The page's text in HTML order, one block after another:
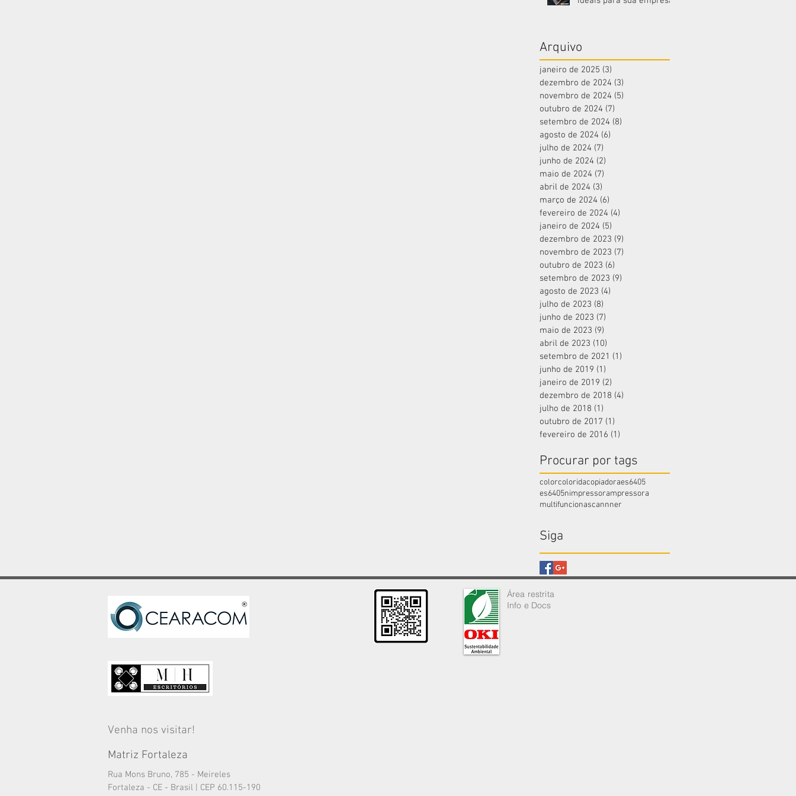
Arquivo
janeiro de 2025 (3)
dezembro de 2024 (3)
novembro de 2024 (5)
outubro de 2024 (7)
setembro de 2024 (8)
agosto de 2024 (6)
julho de 2024 (7)
junho de 2024 (2)
maio de 2024 (7)
abril de 2024 (3)
março de 2024 (6)
fevereiro de 2024 (4)
janeiro de 2024 (5)
dezembro de 2023 (9)
novembro de 2023 (7)
outubro de 2023 (6)
setembro de 2023 (9)
agosto de 2023 (4)
julho de 2023 (8)
junho de 2023 (7)
maio de 2023 (9)
abril de 2023 (10)
setembro de 2021 (1)
junho de 2019 (1)
janeiro de 2019 (2)
dezembro de 2018 (4)
julho de 2018 (1)
outubro de 2017 (1)
fevereiro de 2016 (1)
Procurar por tags
colorcoloridacopiadoraes6405
es6405nimpressorampressora
multifuncionascannner
Siga
Área restrita
Info e Docs
Venha nos visitar!
Matriz Fortaleza
Rua Mons Bruno, 785 - Meireles
Fortaleza - CE - Brasil | CEP 60.115-190